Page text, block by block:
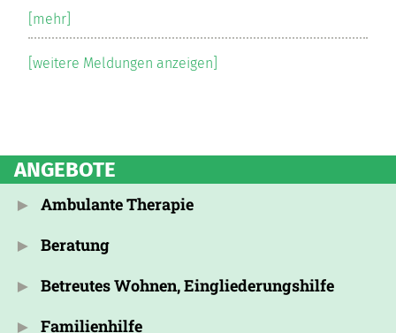
[mehr]
[weitere Meldungen anzeigen]
ANGEBOTE
Ambulante Therapie
Beratung
Betreutes Wohnen, Eingliederungshilfe
Familienhilfe